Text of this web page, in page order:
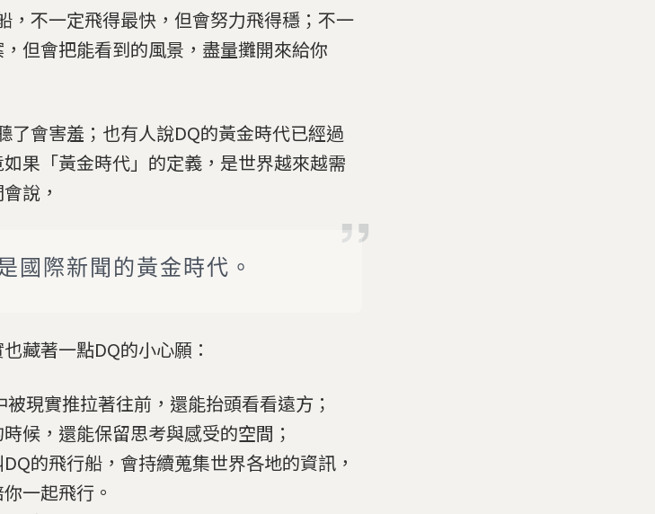
，不一定飛得最快，但會努力飛得穩；不一
但會把能看到的風景，盡量攤開來給你
了會害羞；也有人說DQ的黃金時代已經過
果「黃金時代」的定義，是世界越來越需
說，
國際新聞的黃金時代。
藏著一點DQ的小心願：
現實推拉著往前，還能抬頭看看遠方；
候，還能保留思考與感受的空間；
的飛行船，會持續蒐集世界各地的資訊，
一起飛行。